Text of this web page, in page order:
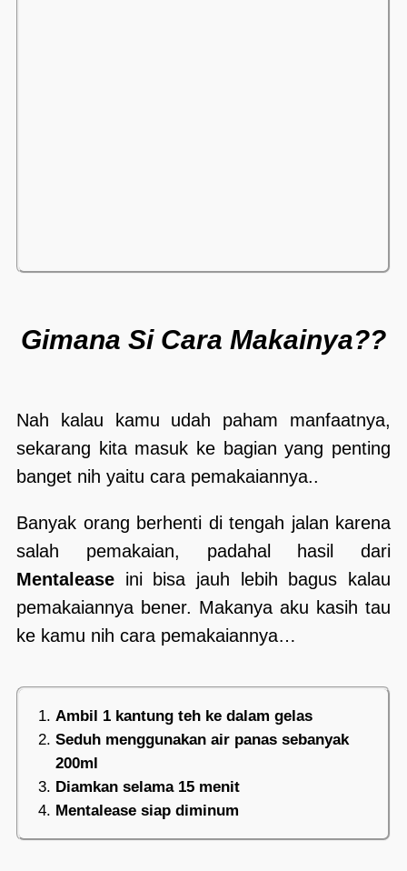
Gimana Si Cara Makainya??
Nah kalau kamu udah paham manfaatnya,
sekarang kita masuk ke bagian yang penting
banget nih yaitu cara pemakaiannya..
Banyak orang berhenti di tengah jalan karena
salah pemakaian, padahal hasil dari
Mentalease ini bisa jauh lebih bagus kalau
pemakaiannya bener. Makanya aku kasih tau
ke kamu nih cara pemakaiannya…
Ambil 1 kantung teh ke dalam gelas
Seduh menggunakan air panas sebanyak
200ml
Diamkan selama 15 menit
Mentalease siap diminum